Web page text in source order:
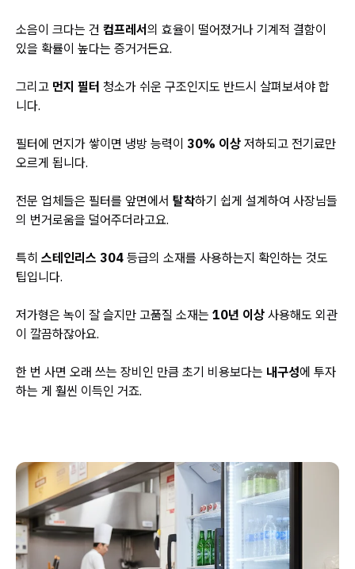
소음이 크다는 건 컴프레서 의 효율이 떨어졌거나 기계적 결함이
있을 확률이 높다는 증거거든요.
그리고 먼지 필터 청소가 쉬운 구조인지도 반드시 살펴보셔야 합
니다.
필터에 먼지가 쌓이면 냉방 능력이 30% 이상 저하되고 전기료만
오르게 됩니다.
전문 업체들은 필터를 앞면에서 탈착하기 쉽게 설계하여 사장님들
의 번거로움을 덜어주더라고요.
특히 스테인리스 304 등급의 소재를 사용하는지 확인하는 것도
팁입니다.
저가형은 녹이 잘 슬지만 고품질 소재는 10년 이상 사용해도 외관
이 깔끔하잖아요.
한 번 사면 오래 쓰는 장비인 만큼 초기 비용보다는 내구성에 투자
하는 게 훨씬 이득인 거죠.